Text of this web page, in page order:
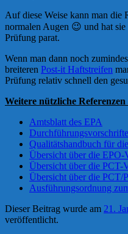
Auf diese Weise kann man die
normalen Augen 😉 und hat
Prüfung parat.
Wenn man dann noch
breiteren Post-it Haftstreifen
Prüfung relativ schnell den
Weitere nützliche Referenzen
Amtsblatt des EPA
Qualitätshandbuch für
Übersicht über die EPO-
Übersicht über die PCT-
Übersicht über die PCT/
Ausführungsordnung
Dieser Beitrag wurde am 21.
veröffentlicht.